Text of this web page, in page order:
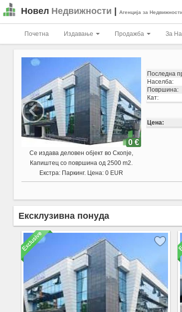
Новел Недвижности Агенција за
Почетна Издавање Продажба За
Се продава индустириски објект во
Визбегово, на главниот пат, на бул
Јадранска Магистрала.
простор на приземје + кат, и а 707м2,
стовариште, односно 3 комори со
големина 360м2 , 250 м2 и 180 м2 .
Објектот е на целосно ограден плац со
вкупна површина од 3.505 м2.
Населба:
‹
Ексклузивна понуда